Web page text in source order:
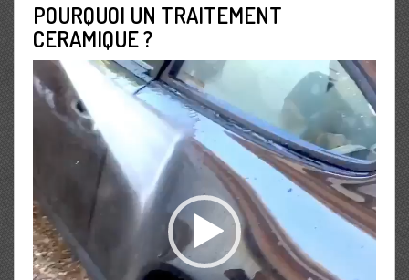
POURQUOI UN TRAITEMENT
CERAMIQUE ?
Lecteur
vidéo